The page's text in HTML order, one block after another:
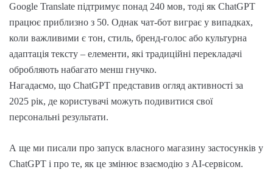
Google Translate підтримує понад 240 мов, тоді як ChatGPT
працює приблизно з 50. Однак чат-бот виграє у випадках,
коли важливими є тон, стиль, бренд-голос або культурна
адаптація тексту – елементи, які традиційні перекладачі
обробляють набагато менш гнучко.
Нагадаємо, що ChatGPT представив огляд активності за
2025 рік, де користувачі можуть подивитися свої
персональні результати.
А ще ми писали про запуск власного магазину застосунків у
ChatGPT і про те, як це змінює взаємодію з АІ-сервісом.